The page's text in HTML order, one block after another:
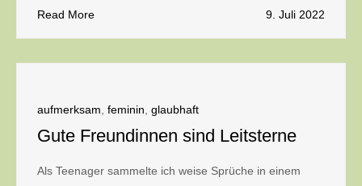
Read More 9. Juli 2022
aufmerksam feminin glaubhaft
Gute Freundinnen sind Leitsterne
Als Teenager sammelte ich weise Sprüche in einem